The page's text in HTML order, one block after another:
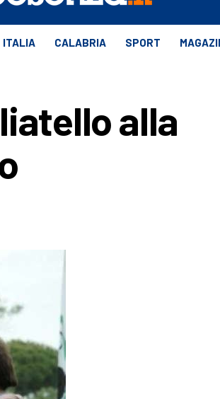
ITALIA CALABRIA SPORT
alla